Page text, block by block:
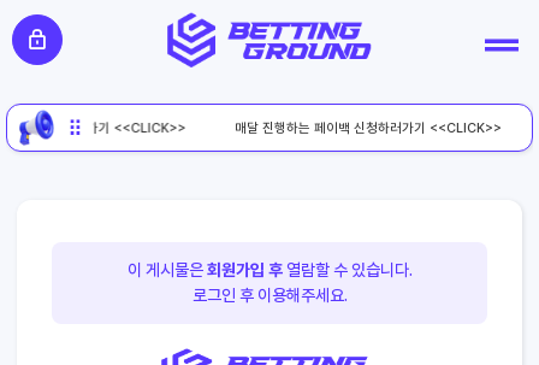
이백 신청하러가기 <<CLICK>> 매달 진행하는 페이백 신청하러가기 <<CLICK>>
이 게시물은회원가입 후열람할 수 있습니다.
로그인 후 이용해주세요.